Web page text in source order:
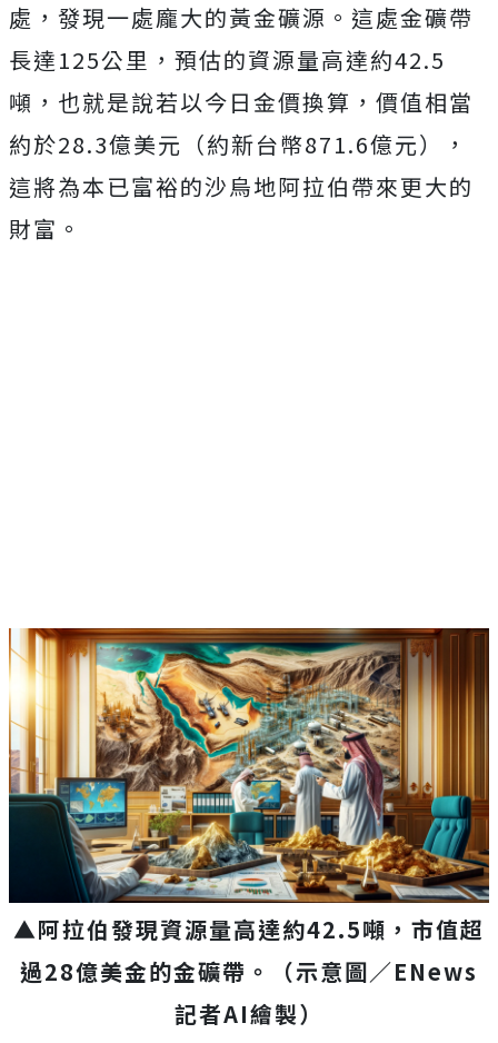
處，發現一處龐大的黃金礦源。這處金礦帶
長達125公里，預估的資源量高達約42.5
噸，也就是說若以今日金價換算，價值相當
約於28.3億美元（約新台幣871.6億元），
這將為本已富裕的沙烏地阿拉伯帶來更大的
財富。
▲阿拉伯發現資源量高達約42.5噸，市值超
過28億美金的金礦帶。
（示意圖／ENews
記者AI繪製）